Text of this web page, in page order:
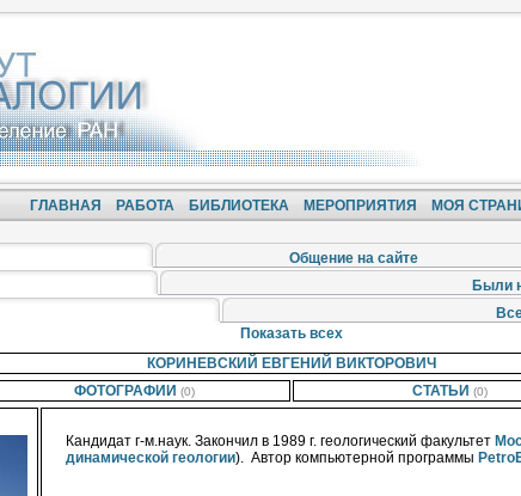
ГЛАВНАЯ РАБОТА БИБЛИОТЕКА МЕРОПРИЯТИЯ МОЯ
Общение на сайте
Были
Показать всех
КОРИНЕВСКИЙ ЕВГЕНИЙ ВИКТОРОВИЧ
ФОТОГРАФИИ (0) СТАТЬИ (0)
Кандидат г-м.наук. Закончил в 1989 г. геологический факультет
динамической геологии). Автор компьютерной программы